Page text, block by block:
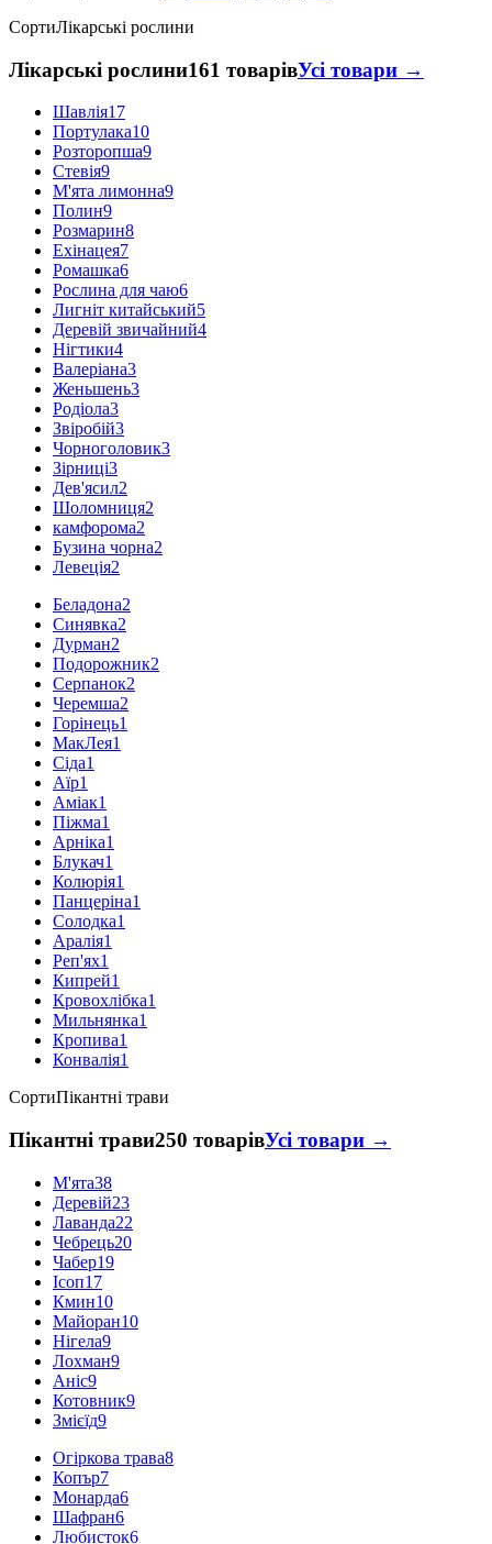
СортиЛікарські рослини
Лікарські рослини161 товарівУсі товари →
Шавлія17
Портулака10
Розторопша9
Стевія9
М'ята лимонна9
Полин9
Розмарин8
Ехінацея7
Ромашка6
Рослина для чаю6
Лигніт китайський5
Деревій звичайний4
Нігтики4
Валеріана3
Женьшень3
Родіола3
Звіробій3
Чорноголовик3
Зірниці3
Дев'ясил2
Шоломниця2
камфорома2
Бузина чорна2
Левеція2
Беладона2
Синявка2
Дурман2
Подорожник2
Серпанок2
Черемша2
Горінець1
МакЛея1
Сіда1
Аїр1
Аміак1
Піжма1
Арніка1
Блукач1
Колюрія1
Панцеріна1
Солодка1
Аралія1
Реп'ях1
Кипрей1
Кровохлібка1
Мильнянка1
Кропива1
Конвалія1
СортиПікантні трави
Пікантні трави250 товарівУсі товари →
М'ята38
Деревій23
Лаванда22
Чебрець20
Чабер19
Ісоп17
Кмин10
Майоран10
Нігела9
Лохман9
Аніс9
Котовник9
Змієїд9
Огіркова трава8
Копър7
Монарда6
Шафран6
Любисток6